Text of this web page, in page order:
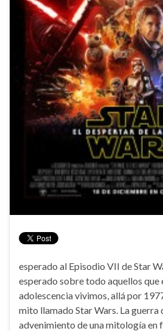
esperado al Episodio VII de Star
esperado sobre todo aquellos que
adolescencia vivimos, allá por
mito llamado Star Wars. La guerra
advenimiento de una mitología en